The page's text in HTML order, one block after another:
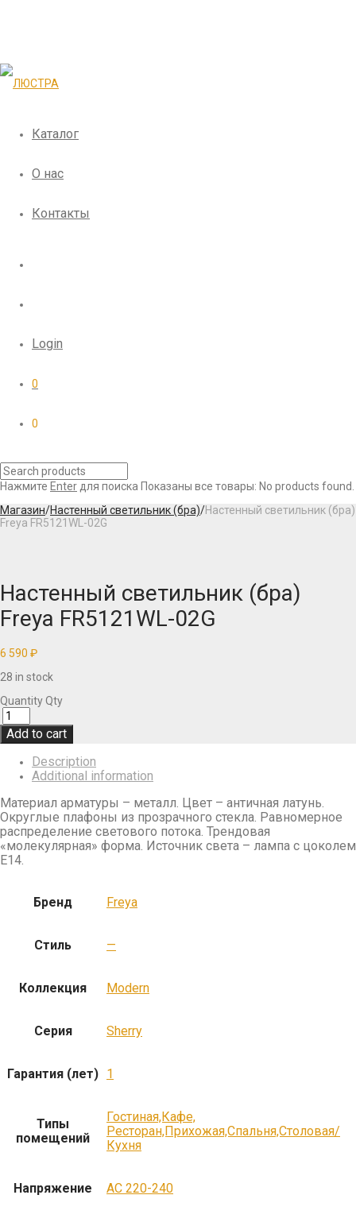
Каталог
О нас
Контакты
Login
0
0
Нажмите Enter для поиска Показаны все товары: No products found.
Магазин/Настенный светильник (бра)/Настенный светильник (бра)
Freya FR5121WL-02G
Настенный светильник (бра)
Freya FR5121WL-02G
6 590 ₽
28 in stock
QuantityQty
Add to cart
Description
Additional information
Материал арматуры – металл. Цвет – античная латунь.
Округлые плафоны из прозрачного стекла. Равномерное
распределение светового потока. Трендовая
«молекулярная» форма. Источник света – лампа с цоколем
E14.
Бренд Freya
Стиль —
Коллекция Modern
Серия Sherry
Гарантия (лет) 1
Типы
помещений
Гостиная,Кафе,
Ресторан,Прихожая,Спальня,Столовая/
Кухня
Напряжение AC 220-240